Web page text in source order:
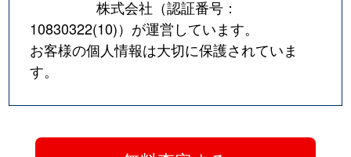
株式会社（認証番号：
10830322(10)）が運営しています。
お客様の個人情報は大切に保護されていま
す。